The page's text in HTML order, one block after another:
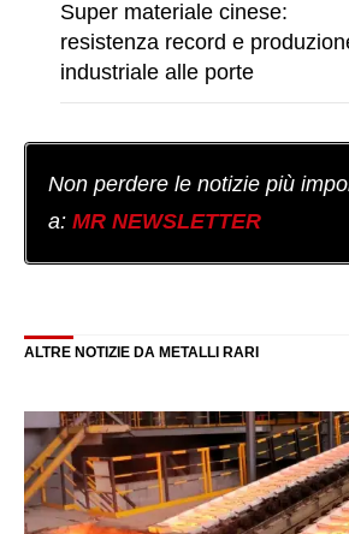
Super materiale cinese:
resistenza record e
industriale alle porte
Non perdere le notizie più
a: MR NEWSLETTER
ALTRE NOTIZIE DA METALLI RARI